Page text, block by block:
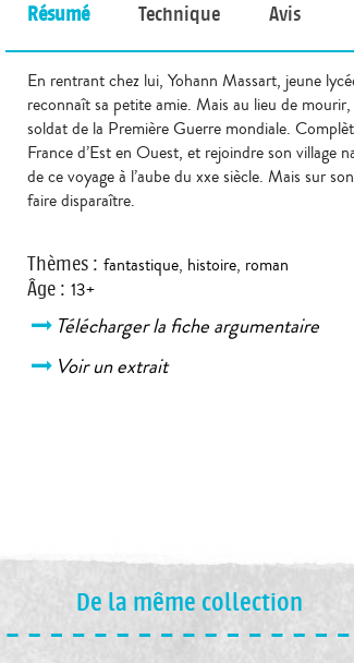
Résumé Technique Avis
En rentrant chez lui, Yohann Massart, jeune
reconnaît sa petite amie. Mais au lieu de
soldat de la Première Guerre mondiale.
France d’Est en Ouest, et rejoindre son village
de ce voyage à l’aube du xxe siècle. Mais sur
faire disparaître.
Thèmes: fantastique, histoire, roman
Âge: 13+
Télécharger la fiche argumentaire
Voir un extrait
De la même collection